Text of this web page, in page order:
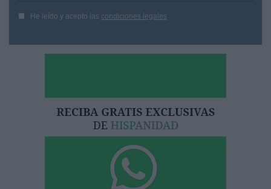
He leído y acepto las condiciones legales